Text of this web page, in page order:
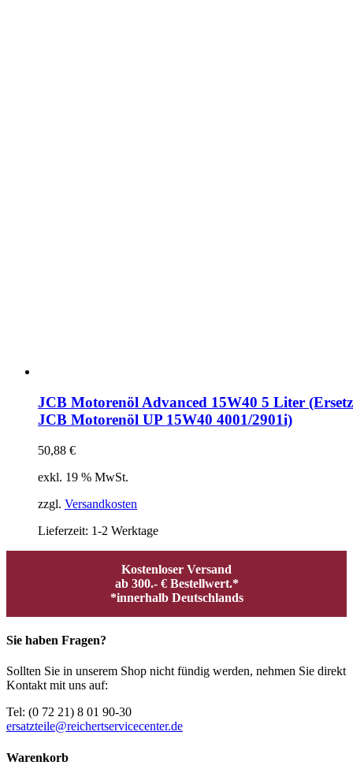
JCB Motorenöl Advanced 15W40 5 Liter
JCB Motorenöl UP 15W40 4001/2901i)
50,88 €
exkl. 19 % MwSt.
zzgl. Versandkosten
Lieferzeit: 1-2 Werktage
Kostenloser Versand
ab 300.- € Bestellwert.*
*innerhalb Deutschlands
Sie haben Fragen?
Sollten Sie in unserem Shop nicht fündig werden, nehmen Sie direkt
Kontakt mit uns auf:
Tel: (0 72 21) 8 01 90-30
ersatzteile@reichertservicecenter.de
Warenkorb